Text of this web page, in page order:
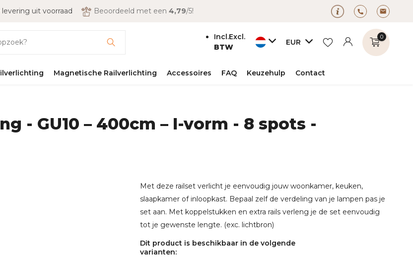
levering uit voorraad Beoordeeld met een 4,79/5!
Incl.Excl.
BTW
EUR
Account
0
Magnetische Railverlichting Accessoires FAQ Keuzehulp Contact
- GU10 – 400cm – I-vorm - 8 spots -
Met deze railset verlicht je eenvoudig jouw woonkamer, keuken,
slaapkamer of inloopkast. Bepaal zelf de verdeling van je lampen pas je
set aan. Met koppelstukken en extra rails verleng je de set eenvoudig
tot je gewenste lengte. (exc. lichtbron)
Dit product is beschikbaar in de volgende
varianten: